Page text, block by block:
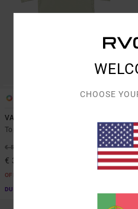
VA Sport Vent
Top de manga curta Verde Homem
€ 50,00
€ 31,50
OFERTAS
DUPLA PROMO 10% EXTRA
CHOOSE